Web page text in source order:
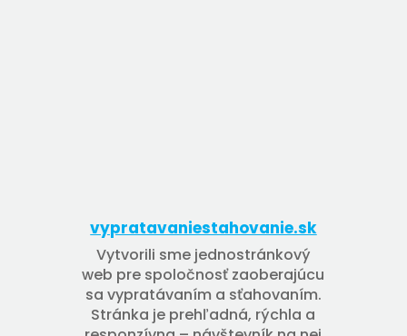
vypratavaniestahovanie.sk
Vytvorili sme jednostránkový
web pre spoločnosť zaoberajúcu
sa vypratávaním a sťahovaním.
Stránka je prehľadná, rýchla a